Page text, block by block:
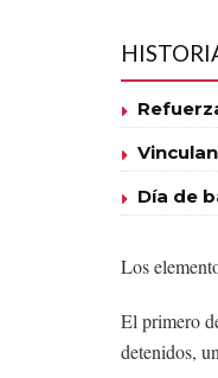
Día de
Los
El primero
detenidos,